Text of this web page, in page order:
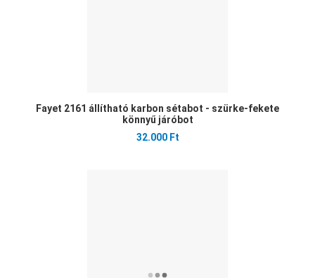
Fayet 2161 állítható karbon sétabot - szürke-fekete
könnyű járóbot
32.000 Ft